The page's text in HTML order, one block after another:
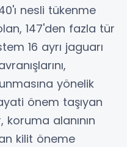
nesli tükenme
147'den fazla tür
16 ayrı jaguarı
yönelik
önem taşıyan
koruma alanının
kilit öneme